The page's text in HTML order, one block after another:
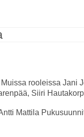
Muissa rooleissa Jani
Siiri
Mattila